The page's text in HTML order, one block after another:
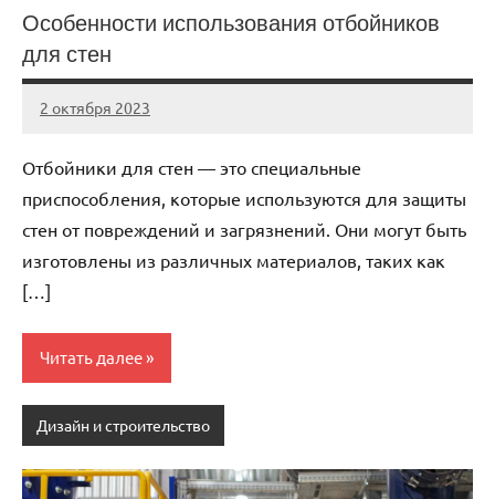
Особенности использования отбойников
для стен
2 октября 2023
Avtor
Нет
Отбойники для стен — это специальные
приспособления, которые используются для защиты
стен от повреждений и загрязнений. Они могут быть
изготовлены из различных материалов, таких как
[…]
Читать далее
Дизайн и строительство